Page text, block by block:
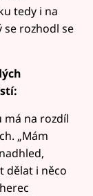
tedy i na
se rozhodl se
má na rozdíl
„Mám
dělat i něco